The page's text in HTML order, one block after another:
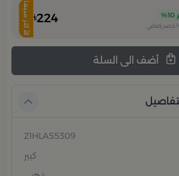
الأكثر مبيعا 10%
خصم إضافي 224
21HLA55309
كبير